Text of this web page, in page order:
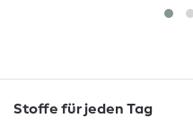
Stoffe für jeden Tag